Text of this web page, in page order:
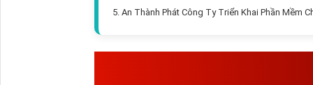
5. An Thành Phát Công Ty Triển Khai Phần Mềm